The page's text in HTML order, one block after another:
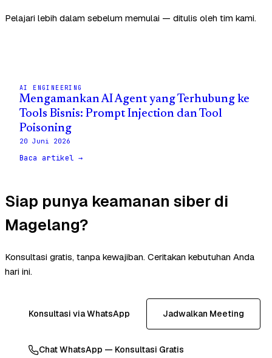
Pelajari lebih dalam sebelum memulai — ditulis oleh tim kami.
AI ENGINEERING
Mengamankan AI Agent yang Terhubung ke
Tools Bisnis: Prompt Injection dan Tool
Poisoning
20 Juni 2026
Baca artikel →
Siap punya keamanan siber di
Magelang?
Konsultasi gratis, tanpa kewajiban. Ceritakan kebutuhan Anda
hari ini.
Konsultasi via WhatsApp Jadwalkan Meeting
Chat WhatsApp — Konsultasi Gratis